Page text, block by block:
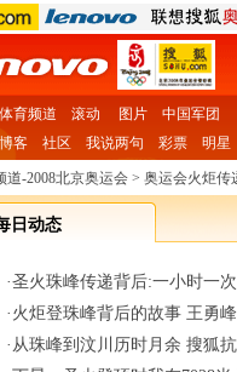
体育频道 滚动 图片 中国军团
博客 社区 我说两句 彩票 明星
道-2008北京奥运会 > 奥运会火炬传
日动态
·圣火珠峰传递背后:一小时一
· 火炬登珠峰背后的故事 王勇
· 从珠峰到汶川历时月余 搜狐